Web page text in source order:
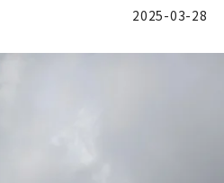
2025-03-28